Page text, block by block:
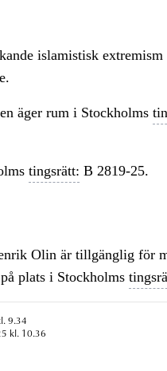
islamistisk
äger rum i Stockholms
tingsrätt: B 2819-25.
Olin är tillgänglig för
på plats i Stockholms
9.34
kl. 10.36